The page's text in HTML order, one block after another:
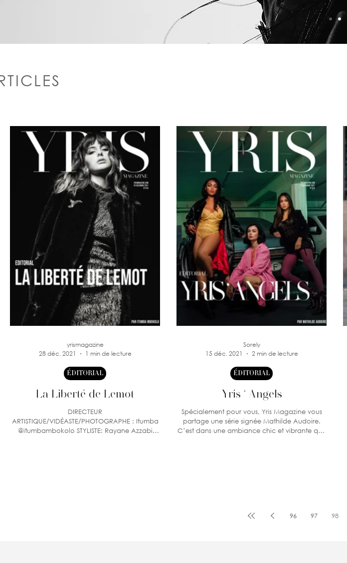
La Liberté de Lemot
DIRECTEUR
ARTISTIQUE/VIDÉASTE/PHOTOGRAPHE : Itumba
@itumbambokolo STYLISTE: Rayane Azzabi
ÉDITORIAL
yrismagazine
28 déc. 2021
1 min de lecture
Yris ‘ Angels
Spécialement pour vous, Yris Magazine vous
partage une série signée Mathilde Audoire.
C’est dans une ambiance chic et vibrante que
ÉDITORIAL
Sorely
15 déc. 2021
2 min de lecture
96 97 98